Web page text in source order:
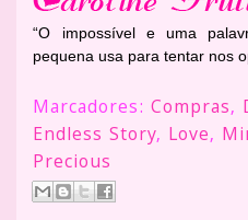
“O impossível e uma
pequena usa para tentar nos
Marcadores:Compras,
Endless Story, Love,
Precious